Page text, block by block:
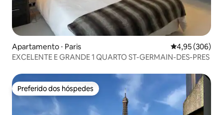
Apartamento ⋅ Paris 4,95 de uma
4,95 (306)
EXCELENTE E GRANDE 1 QUARTO ST-GERMAIN-DES-PRES
Preferido dos hóspedes
Preferido dos hóspedes